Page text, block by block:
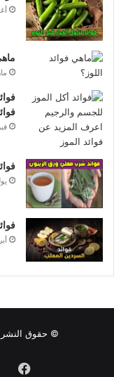
© حقوق النشر 2026، جميع الحقوق